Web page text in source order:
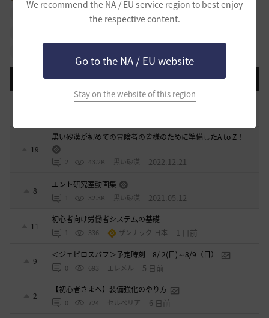
We recommend the NA / EU service region to best enjoy
the respective content.
Go to the NA / EU website
Stay on the website of this region
#行動力
登録日順 検索順 コメント順 推奨順
[開催中のイベント] 今週のイベントは？
19
黒い砂漠が初めての冒険者の皆様のために準備したA to Z！
2 43.2K 黒い砂漠 2022.12.21
8
エント研究室動画集
1 32.3K 黒い砂漠 2021.05.12
11
初心者向け労働者システムの基礎
1 336 ザンナック-日本 1 日前
9
＜ジェピロスバフ＞予定時刻 8/ 2(日)～8/9（日）
0 693 エレメル 5 日前
2
【初心者さまへ】装備強化のやり方
0 724 セルベリア 6 日前